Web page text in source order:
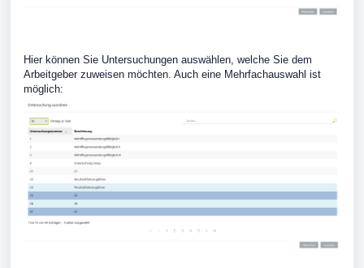
Hier können Sie Untersuchungen auswählen, welche Sie dem
Arbeitgeber zuweisen möchten. Auch eine Mehrfachauswahl ist
möglich: